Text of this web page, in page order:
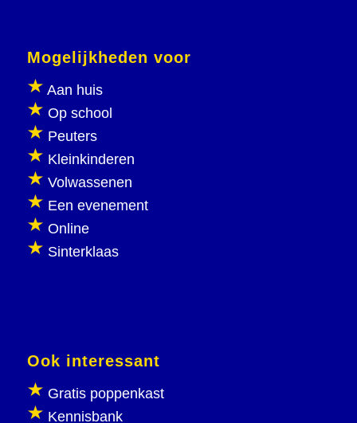
Mogelijkheden voor
Aan huis
Op school
Peuters
Kleinkinderen
Volwassenen
Een evenement
Online
Sinterklaas
Ook interessant
Gratis poppenkast
Kennisbank